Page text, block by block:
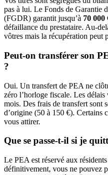
pas à lui. Le Fonds de Garantie
(FGDR) garantit jusqu’à 70 000
défaillance du prestataire. Au-
vôtres mais la récupération peut
Peut-on transférer son
?
Oui. Un transfert de PEA ne
zéro l’horloge fiscale. Les délais
mois. Des frais de transfert sont
d’origine (50 à 150 €). Certains
vous attirer.
Que se passe-t-il si je
Le PEA est réservé aux
définitivement, vous ne pouvez